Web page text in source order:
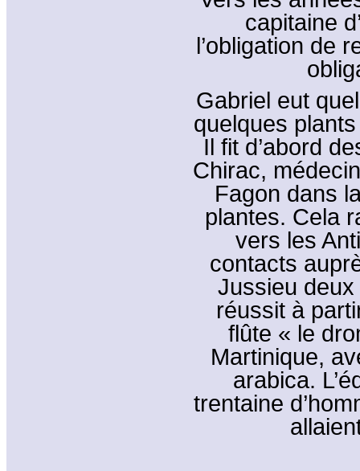
capitaine
l’obligation de
Gabriel eut
quelques
Il fit d’abord
Chirac,
Fagon dans
plantes. Cela
vers les
contacts
Jussieu
réussit à
flûte « le
Martinique,
arabica.
trentaine